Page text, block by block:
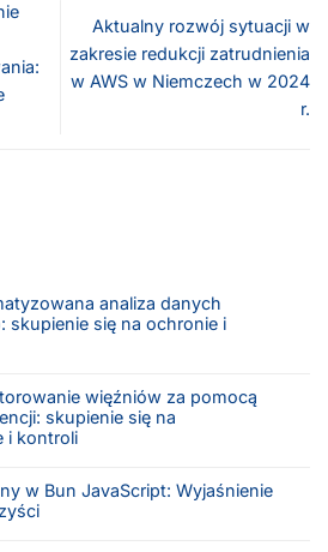
Aktualny rozwój sytuacji w
zakresie redukcji zatrudnienia
w AWS w Niemczech w 2024
r.
analiza danych
skupienie się na ochronie i
więźniów za pomocą
skupienie się na
i kontroli
w Bun JavaScript: Wyjaśnienie